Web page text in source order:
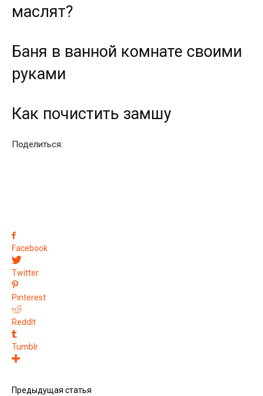
маслят?
Баня в ванной комнате своими
руками
Как почистить замшу
Поделиться:
Facebook
Twitter
Pinterest
ReddIt
Tumblr
Предыдущая статья